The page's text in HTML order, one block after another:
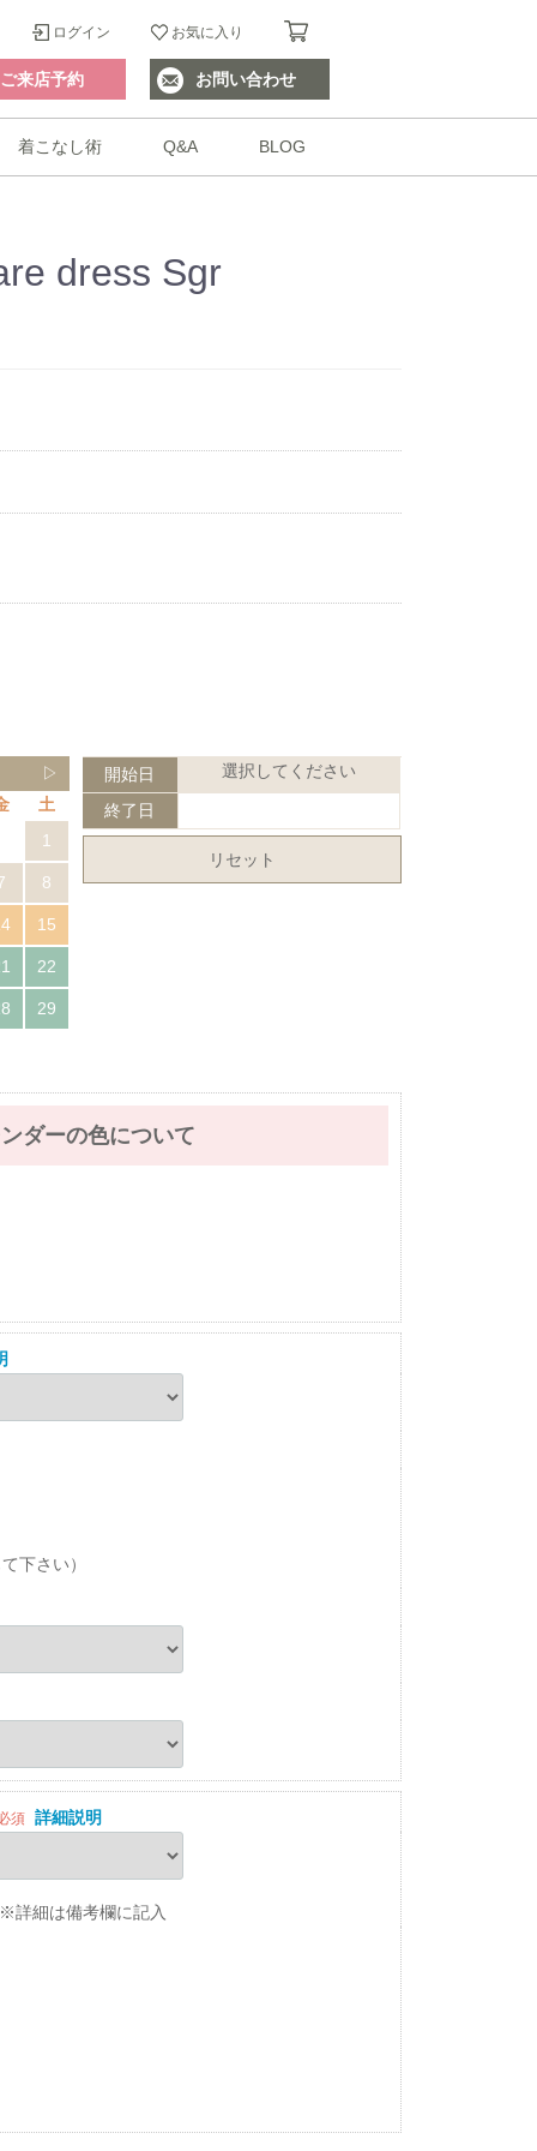
ログイン お気に入り
ご来店予約 お問い合わせ
着こなし術 Q&A BLOG
dress Sgr
▷
土
1
8
15
22
29
開始日 選択してください
終了日
リセット
ダーの色について
下さい）
須 詳細説明
細は備考欄に記入